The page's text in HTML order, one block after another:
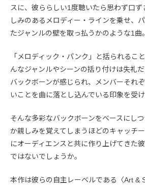
スに、彼ららしい1度聴いたら思わず口ず
しみのあるメロディー・ラインを乗せ、
たジャンルの壁を取っ払うかのような1曲。
「メロディック・パンク」と括られるこ
んなジャンルやシーンの括り付けは失礼
バックボーンが感じられ、メンバーそれ
いことを曲に落とし込んでいる印象を受け
そんな多彩なバックボーンをベースにし
か親しみを覚えてしまうほどのキャッチ
にオーディエンスと共に作り上げてきた
ではないでしょうか。
本作は彼らの自主レーベルである〈Art &